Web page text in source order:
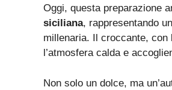
Oggi, questa preparazione
siciliana, rappresentando
millenaria. Il croccante,
l’atmosfera calda e
Non solo un dolce, ma